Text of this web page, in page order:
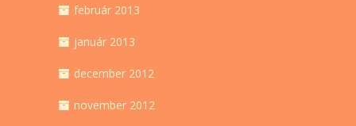
február 2013
január 2013
december 2012
november 2012